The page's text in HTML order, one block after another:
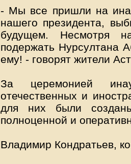
- Мы все пришли на
нашего президента,
будущем. Несмотря
подержать Нурсултана
ему! - говорят жители
За церемонией
отечественных и
для них были
полноценной и
Владимир Кондратьев,